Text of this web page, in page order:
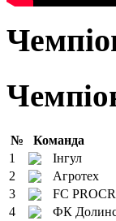
№ Команда
1
Інгул
2
Агротех
3
FC
4
ФК